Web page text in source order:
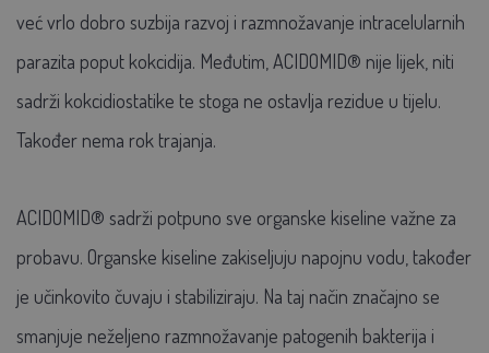
već vrlo dobro suzbija razvoj i razmnožavanje intracelularnih
parazita poput kokcidija. Međutim, ACIDOMID® nije lijek, niti
sadrži kokcidiostatike te stoga ne ostavlja rezidue u tijelu.
Također nema rok trajanja.
ACIDOMID® sadrži potpuno sve organske kiseline važne za
probavu. Organske kiseline zakiseljuju napojnu vodu, također
je učinkovito čuvaju i stabiliziraju. Na taj način značajno se
smanjuje neželjeno razmnožavanje patogenih bakterija i